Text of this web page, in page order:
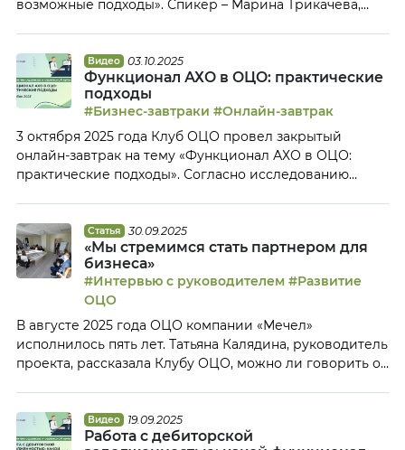
возможные подходы». Спикер – Марина Трикачева,
00:08 Приветствие участников Open Talk 01:22 Анонс
мероприятий Клуба ОЦО 05:15 О развитии ОЦО
Русагро и расширении сервисов, которые […]
Видео 03.10.2025
Функционал АХО в ОЦО: практические
подходы
#Бизнес-завтраки #Онлайн-завтрак
3 октября 2025 года Клуб ОЦО провел закрытый
онлайн-завтрак на тему «Функционал АХО в ОЦО:
практические подходы». Согласно исследованию
относящиеся к административно-хозяйственному
обеспечению. На закрытом онлайн-завтраке 3 октября
представители ОЦО обсудили: Тайм-коды: 00:05
Приветствие участников нлайн-завтрака 00:35 Анонс
мероприятий Клуба ОЦО […]
Статья 30.09.2025
«Мы стремимся стать партнером для
бизнеса»
#Интервью с руководителем #Развитие
ОЦО
В августе 2025 года ОЦО компании «Мечел»
исполнилось пять лет. Татьяна Калядина, руководитель
проекта, рассказала Клубу ОЦО, можно ли говорить о
и каким она видит идеальный ОЦО. – Татьяна, для
начала расскажите коротко о том, каковы основные
Видео 19.09.2025
Работа с дебиторской